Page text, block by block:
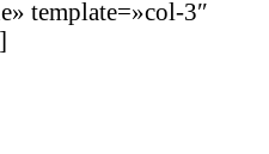
template=»col-3″